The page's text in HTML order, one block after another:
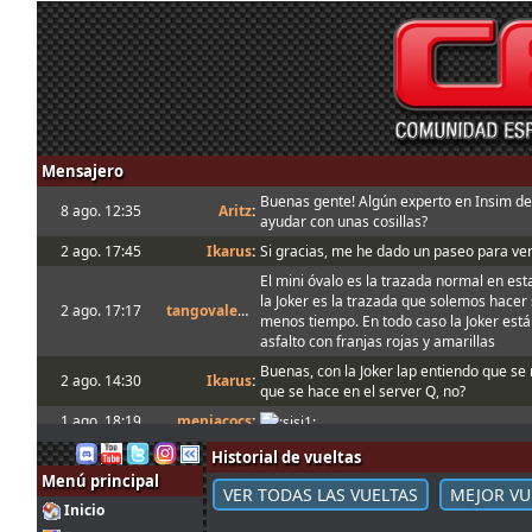
Mensajero
8 ago. 12:35 Aritz: Buenas gente! Algún experto en Insim
ayudar con unas cosillas?
2 ago. 17:45
Ikarus: Si gracias, me he dado un paseo para
2 ago. 17:17 tangovalens
El mini óvalo es la trazada normal en
la Joker es la trazada que solemos
menos tiempo. En todo caso la Joker
asfalto con franjas rojas y amarillas
2 ago. 14:30
Ikarus: Buenas, con la Joker lap entiendo que
que se hace en el server Q, no?
1 ago. 18:19
menjacocs:
1 ago. 7:07
tangovalens :"A fondo o a casa"
31 jul. 14:13
johneysvk: Spambot in forum
31 jul. 12:40
camtawn: Menjacocs, ten agallas y T1 ; *en ; Y t3,
Menú principal
Inicio
Historial de vueltas
VER TODAS LAS VUELTAS MEJOR